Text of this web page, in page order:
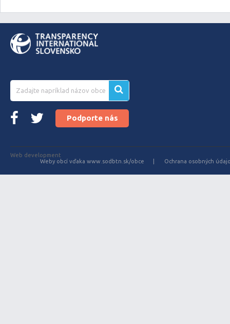
Podporte nás
Web development
Weby obcí vďaka www.sodbtn.sk/obce
Ochrana osobných